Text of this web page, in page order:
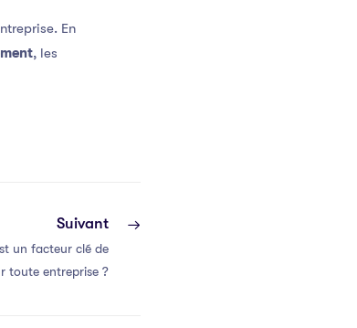
En
, les
Suivant
un facteur clé de
toute entreprise ?